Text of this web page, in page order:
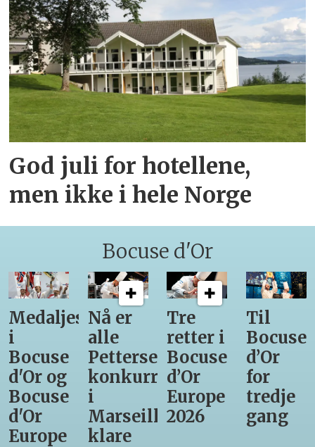
God juli for hotellene,
men ikke i hele Norge
Bocuse d'Or
Medaljestatistikk
i
Bocuse
d'Or og
Bocuse
d'Or
Europe
Nå er
alle
Pettersens
konkurrenter
i
Marseille
klare
Tre
retter i
Bocuse
d’Or
Europe
2026
Til
Bocuse
d’Or
for
tredje
gang